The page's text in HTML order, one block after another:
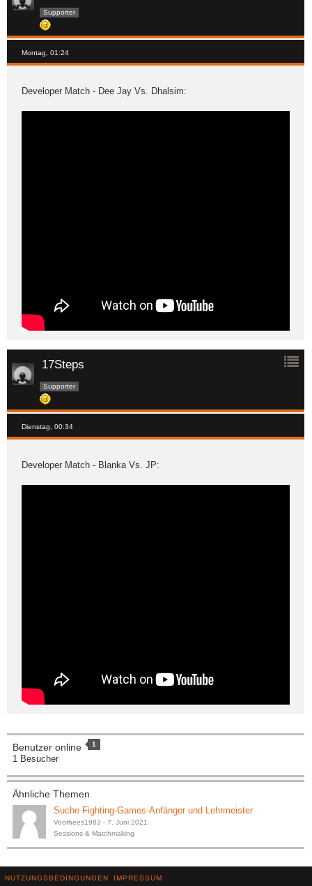
Supporter
Montag, 01:24
Developer Match - Dee Jay Vs. Dhalsim:
17Steps
Supporter
Dienstag, 00:34
Developer Match - Blanka Vs. JP:
Benutzer online 1
1 Besucher
Ähnliche Themen
Suche Fighting-Games-Anfänger und Lehrmeister
Voorhees1983 - 7. Juni 2021
Sessions & Matchmaking
NUTZUNGSBEDINGUNGEN IMPRESSUM